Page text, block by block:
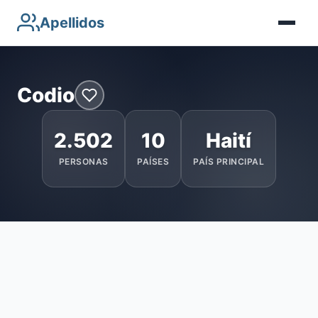
Apellidos
Codio
2.502
PERSONAS
10
PAÍSES
Haití
PAÍS PRINCIPAL